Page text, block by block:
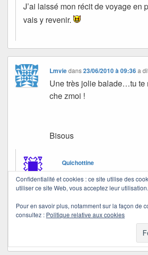
J’ai laissé mon récit de voyage en
vais y revenir.
Lmviedans23/06/2010 à 09:36 a
Une très jolie balade…tu te
che zmoi !
Bisous
Quichottine
dans a dit :
Qui sait si je ne suis pas passée
Bisous et bonne soirée, Lmvie.
Confidentialité et cookies : ce site utilise des
utiliser ce site Web, vous acceptez leur utilisation.
Pour en savoir plus, notamment sur la façon de
consultez : Politique relative aux cookies